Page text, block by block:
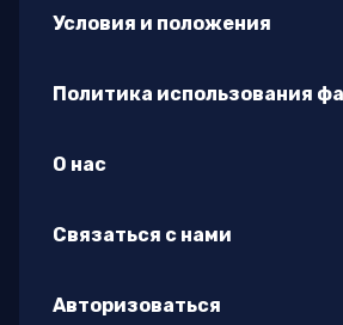
Условия и положения
Политика использования
О нас
Связаться с нами
Авторизоваться